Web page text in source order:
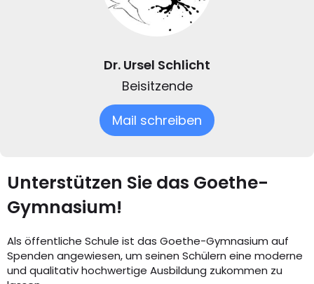
Dr. Ursel Schlicht
Beisitzende
Mail schreiben
Unterstützen Sie das Goethe-
Gymnasium!
Als öffentliche Schule ist das Goethe-Gymnasium auf
Spenden angewiesen, um seinen Schülern eine moderne
und qualitativ hochwertige Ausbildung zukommen zu